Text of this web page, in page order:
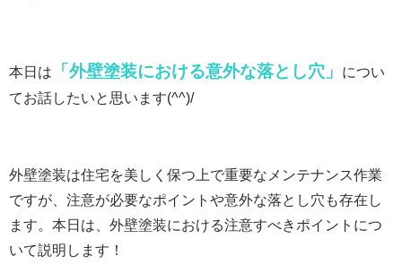
本日は 「外壁塗装における意外な落とし穴」
につい
てお話したいと思います(^^)/
外壁塗装は住宅を美しく保つ上で重要なメンテナンス作業
ですが、注意が必要なポイントや意外な落とし穴も存在し
ます。本日は、外壁塗装における注意すべきポイントにつ
いて説明します！